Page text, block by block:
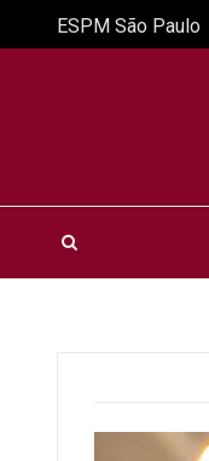
ESPM São Paulo